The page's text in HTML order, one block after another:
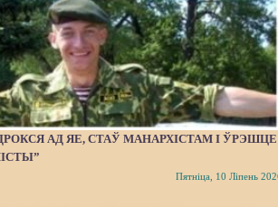
АД ЯЕ, СТАЎ МАНАРХІСТАМ І ЎРЭШЦЕ
Пятніца, 10 Ліпень